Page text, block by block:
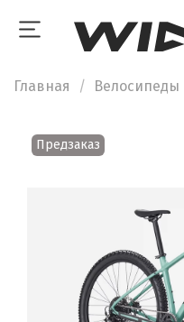
Главная Велосипеды
Предзаказ